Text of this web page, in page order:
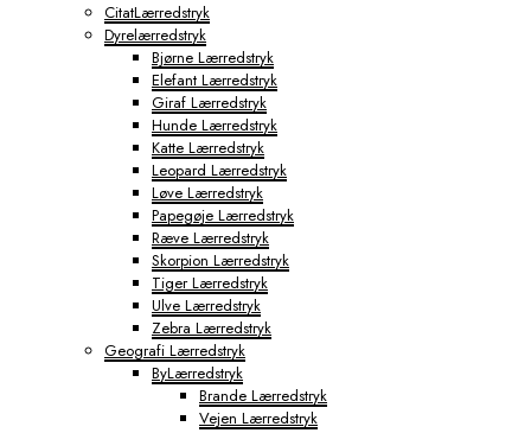
CitatLærredstryk
Dyrelærredstryk
Bjørne Lærredstryk
Elefant Lærredstryk
Giraf Lærredstryk
Hunde Lærredstryk
Katte Lærredstryk
Leopard Lærredstryk
Løve Lærredstryk
Papegøje Lærredstryk
Ræve Lærredstryk
Skorpion Lærredstryk
Tiger Lærredstryk
Ulve Lærredstryk
Zebra Lærredstryk
Geografi Lærredstryk
ByLærredstryk
Brande Lærredstryk
Vejen Lærredstryk